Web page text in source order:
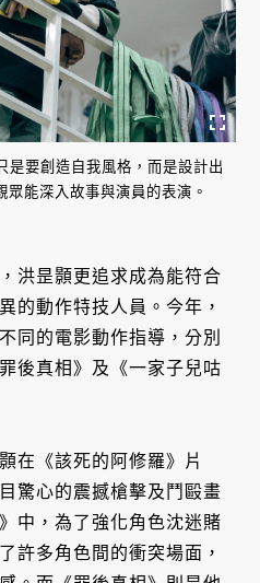
要創造自我風格，而是設計出
能深入故事與演員的表演。
洪昰顥更追求成為能符合
的動作特技人員。今年，
同的電影動作指導，分別
後真相》及《一家子兒咕
在《該死的阿修羅》片
驚心的震撼槍擊及鬥毆畫
中，為了強化角色沈迷賭
許多角色間的衝突場面，